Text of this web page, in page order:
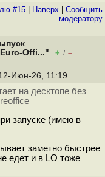
#15 Наверх
Cообщить
модератору
Offi..."
+ / –
Июн-26, 11:19
на десктопе без
запуске (имею в
заметно быстрее
едет и в LO тоже